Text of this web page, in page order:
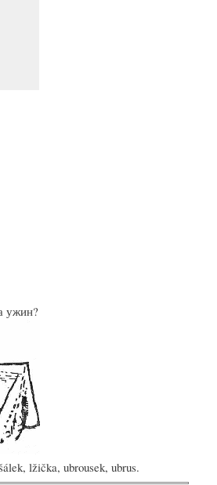
ужин?
lžička, ubrousek, ubrus.